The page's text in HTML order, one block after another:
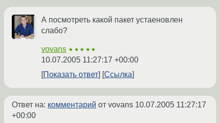
А посмотреть какой пакет устаеновлен
слабо?
vovans ★★★★★
10.07.2005 11:27:17 +00:00
Показать ответ
Ссылка
Ответ на: комментарий от vovans 10.07.2005 11:27:17
+00:00